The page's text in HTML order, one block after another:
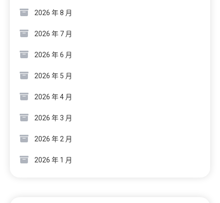
2026 年 8 月
2026 年 7 月
2026 年 6 月
2026 年 5 月
2026 年 4 月
2026 年 3 月
2026 年 2 月
2026 年 1 月